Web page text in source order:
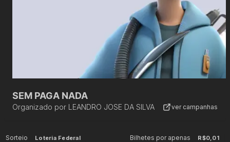
SEM PAGA NADA
Organizado por LEANDRO JOSE DA SILVA ver campanhas
Sorteio Loteria Federal Bilhetes por apenas R$0,01